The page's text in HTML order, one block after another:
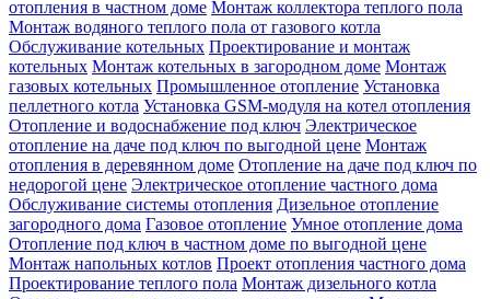
отопления в частном доме Монтаж коллектора теплого пола
Монтаж водяного теплого пола от газового котла
Обслуживание котельных Проектирование и монтаж
котельных Монтаж котельных в загородном доме Монтаж
газовых котельных Промышленное отопление Установка
пеллетного котла Установка GSM-модуля на котел отопления
Отопление и водоснабжение под ключ Электрическое
отопление на даче под ключ по выгодной цене Монтаж
отопления в деревянном доме Отопление на даче под ключ по
недорогой цене Электрическое отопление частного дома
Обслуживание системы отопления Дизельное отопление
загородного дома Газовое отопление Умное отопление дома
Отопление под ключ в частном доме по выгодной цене
Монтаж напольных котлов Проект отопления частного дома
Проектирование теплого пола Монтаж дизельного котла